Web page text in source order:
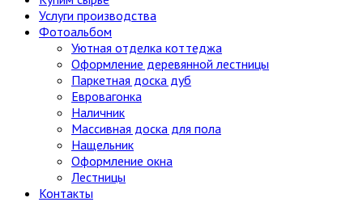
Услуги производства
Фотоальбом
Уютная отделка коттеджа
Оформление деревянной лестницы
Паркетная доска дуб
Евровагонка
Наличник
Массивная доска для пола
Нащельник
Оформление окна
Лестницы
Контакты